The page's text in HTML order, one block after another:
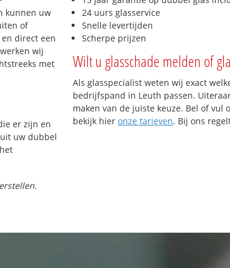
kunnen uw
of
direct een
wij
met
er zijn en
uw dubbel
24 uurs glasservice
Snelle levertijden
Scherpe prijzen
Wilt u glasschade melden of
Als glasspecialist weten wij exact
bedrijfspand in Leuth passen.
maken van de juiste keuze. Bel of
bekijk hier onze tarieven. Bij ons